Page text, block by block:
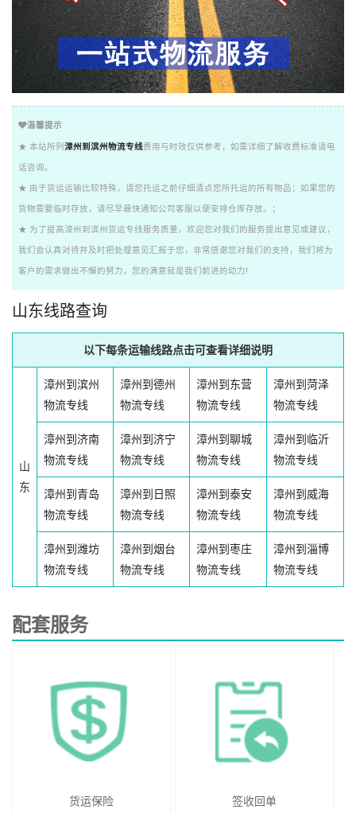
温馨提示
★ 本站所列 漳州到滨州物流专线费用与时效仅供参考，如需详细了解收费标准请电
话咨询。
★ 由于货运运输比较特殊，请您托运之前仔细清点您所托运的所有物品；如果您的
货物需要临时存放，请尽早最快通知公司客服以便安排仓库存放。；
★ 为了提高漳州到滨州货运专线服务质量，欢迎您对我们的服务提出意见或建议，
我们会认真对待并及时把处理意见汇报于您，非常感谢您对我们的支持，我们将为
客户的需求做出不懈的努力，您的满意就是我们前进的动力!
山东线路查询
以下每条运输线路点击可查看详细说明
山
东
漳州到滨州
物流专线
漳州到德州
物流专线
漳州到东营
物流专线
漳州到菏泽
物流专线
漳州到济南
物流专线
漳州到济宁
物流专线
漳州到聊城
物流专线
漳州到临沂
物流专线
漳州到青岛
物流专线
漳州到日照
物流专线
漳州到泰安
物流专线
漳州到威海
物流专线
漳州到潍坊
物流专线
漳州到烟台
物流专线
漳州到枣庄
物流专线
漳州到淄博
物流专线
配套服务
货运保险 签收回单